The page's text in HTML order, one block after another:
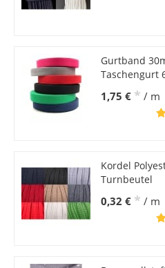
Gurtband
Taschengurt
1,75 € * / m
Kordel
Turnbeutel
0,32 € * / m